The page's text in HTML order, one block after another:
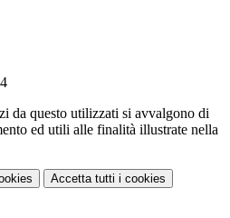
da questo utilizzati si avvalgono di
ed utili alle finalità illustrate nella
Accetta tutti i cookies